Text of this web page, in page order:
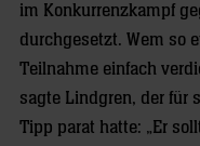
im Konkurrenzkampf
durchgesetzt. Wem so
Teilnahme einfach
sagte Lindgren, der für
Tipp parat hatte: „Er